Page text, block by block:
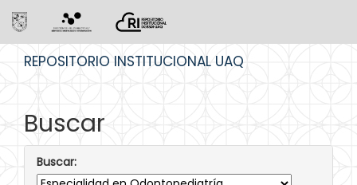
REPOSITORIO INSTITUCIONAL UAQ
Buscar
Buscar: